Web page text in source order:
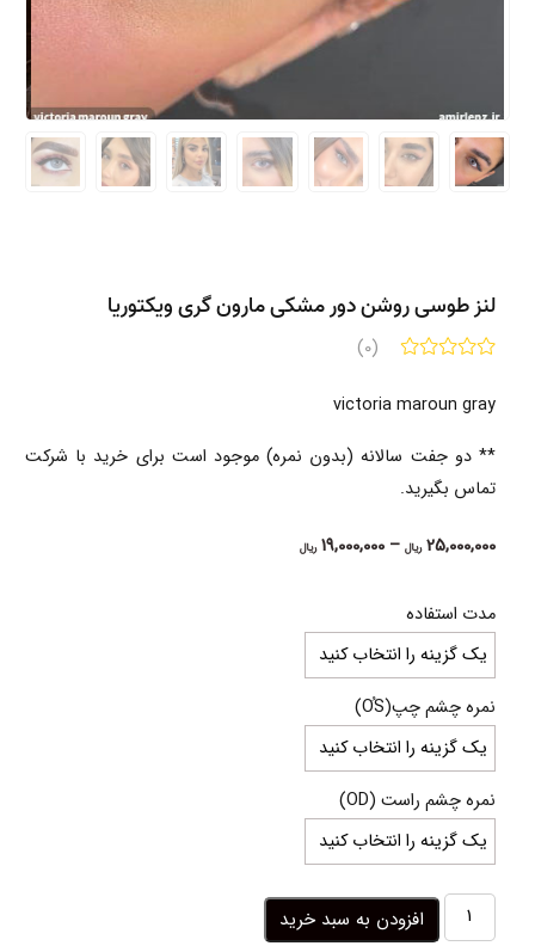
لنز طوسی روشن دور مشکی مارون گری ویکتوریا
(0)
victoria maroun gray
** دو جفت سالانه (بدون نمره) موجود است برای خرید با شرکت
تماس بگیرید.
25,000,000 ریال –
19,000,000 ریالPrice
مدت استفاده
نمره چشم چپ(OُS)
نمره چشم راست (OD)
لنز
طوسی
افزودن به سبد خرید